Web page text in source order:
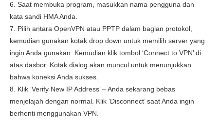
6. Saat membuka program, masukkan nama pengguna dan
kata sandi HMA Anda.
7. Pilih antara OpenVPN atau PPTP dalam bagian protokol,
kemudian gunakan kotak drop down untuk memilih server yang
ingin Anda gunakan. Kemudian klik tombol ‘Connect to VPN’ di
atas dasbor. Kotak dialog akan muncul untuk menunjukkan
bahwa koneksi Anda sukses.
8. Klik ‘Verify New IP Address’ – Anda sekarang bebas
menjelajah dengan normal. Klik ‘Disconnect’ saat Anda ingin
berhenti menggunakan VPN.